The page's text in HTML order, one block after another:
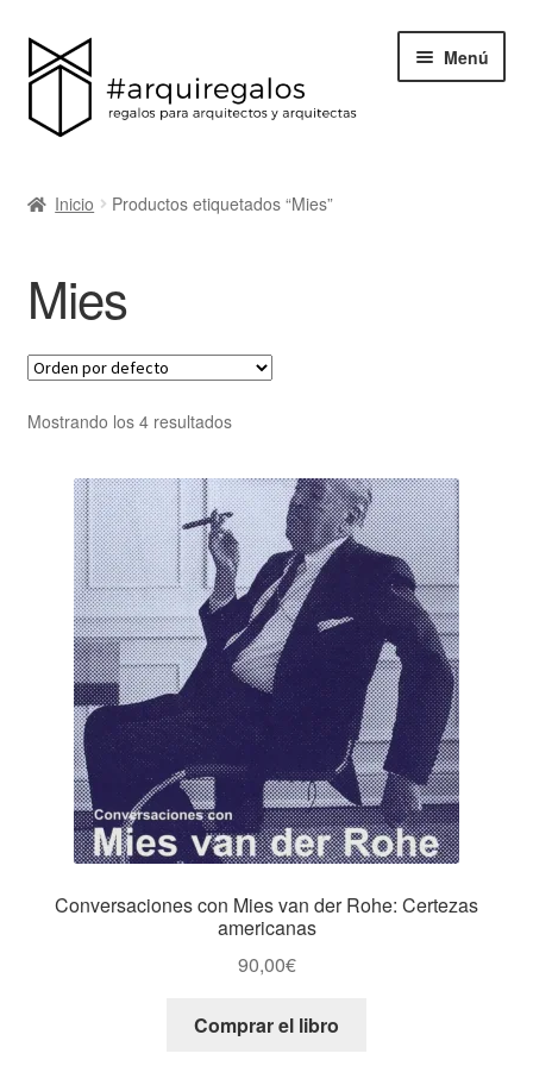
Menú
BLACK FRIDAY
Blog
Acerca de ArquiRegalos
Contacta
Inicio Productos etiquetados “Mies”
Mies
Mostrando los 4 resultados
Conversaciones con Mies van der Rohe: Certezas
americanas
90,00€
Comprar el libro